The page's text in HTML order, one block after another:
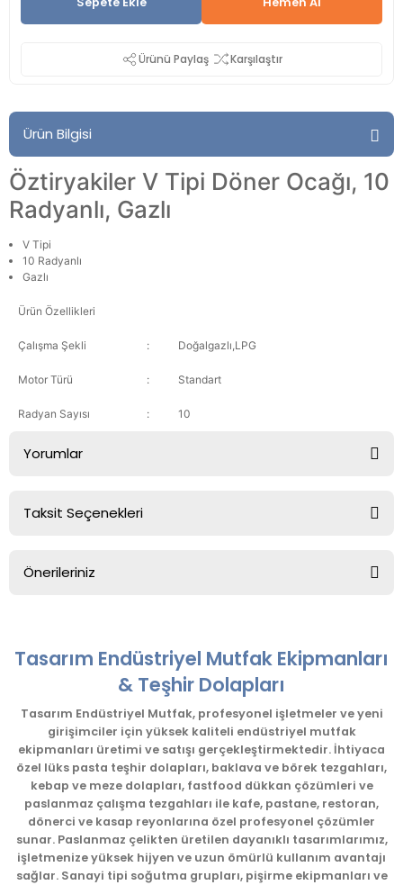
Ürünü Paylaş Karşılaştır
Ürün Bilgisi
Öztiryakiler V Tipi Döner Ocağı, 10
Radyanlı, Gazlı
V Tipi
10 Radyanlı
Gazlı
Ürün Özellikleri
Çalışma Şekli : Doğalgazlı,LPG
Motor Türü : Standart
Radyan Sayısı : 10
Yorumlar
Taksit Seçenekleri
Önerileriniz
kullanarak tarafımıza iletebilirsiniz.
Görüş ve önerileriniz için teşekkür ederiz.
Ürün resmi kalitesiz, bozuk veya görüntülenemiyor.
Ürün açıklamasında eksik bilgiler bulunuyor.
Ürün bilgilerinde hatalar bulunuyor.
Ürün fiyatı diğer sitelerden daha pahalı.
Bu ürüne benzer farklı alternatifler olmalı.
Tasarım Endüstriyel Mutfak Ekipmanları
& Teşhir Dolapları
Tasarım Endüstriyel Mutfak, profesyonel işletmeler ve yeni
girişimciler için yüksek kaliteli endüstriyel mutfak
ekipmanları üretimi ve satışı gerçekleştirmektedir. İhtiyaca
özel lüks pasta teşhir dolapları, baklava ve börek tezgahları,
kebap ve meze dolapları, fastfood dükkan çözümleri ve
paslanmaz çalışma tezgahları ile kafe, pastane, restoran,
dönerci ve kasap reyonlarına özel profesyonel çözümler
sunar. Paslanmaz çelikten üretilen dayanıklı tasarımlarımız,
işletmenize yüksek hijyen ve uzun ömürlü kullanım avantajı
sağlar. Sanayi tipi soğutma grupları, pişirme ekipmanları ve